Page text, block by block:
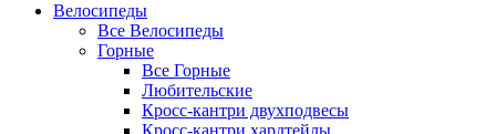
Велосипеды
Все Велосипеды
Горные
Все Горные
Любительские
Кросс-кантри двухподвесы
Кросс-кантри хардтейлы